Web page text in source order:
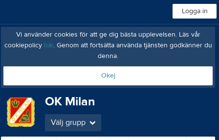
Logga in
Vi använder cookies för att ge dig bästa upplevelsen. Läs vår
cookiepolicy här. Genom att fortsätta använda tjänsten godkänner du
denna.
Okej
OK Milan
Välj grupp